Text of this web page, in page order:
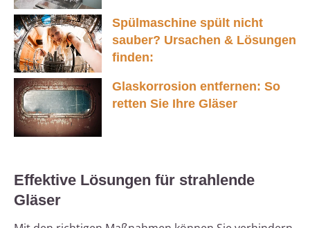
Spülmaschine spült nicht
sauber? Ursachen & Lösungen
finden:
Glaskorrosion entfernen: So
retten Sie Ihre Gläser
Effektive Lösungen für strahlende
Gläser